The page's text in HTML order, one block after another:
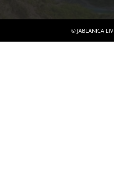
© JABLANICA